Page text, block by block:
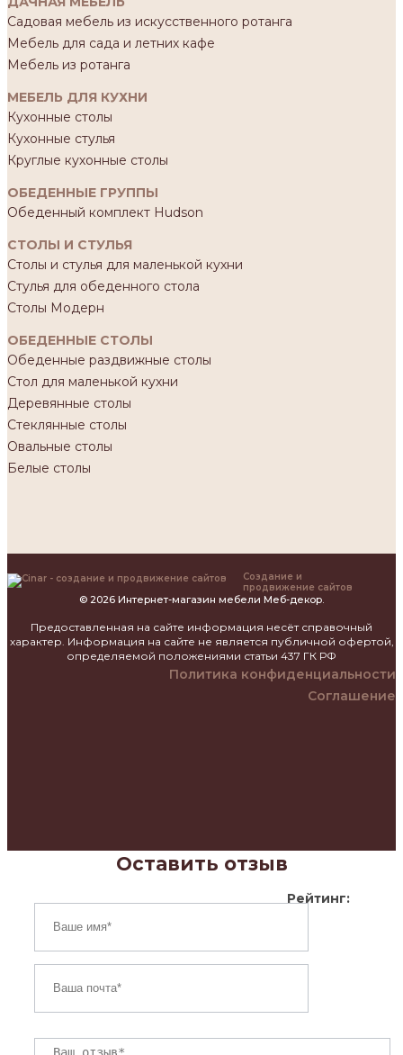
Садовая мебель из искусственного ротанга
Мебель для сада и летних кафе
Мебель из ротанга
МЕБЕЛЬ ДЛЯ КУХНИ
Кухонные столы
Кухонные стулья
Круглые кухонные столы
ОБЕДЕННЫЕ ГРУППЫ
Обеденный комплект Hudson
СТОЛЫ И СТУЛЬЯ
Столы и стулья для маленькой кухни
Стулья для обеденного стола
Столы Модерн
ОБЕДЕННЫЕ СТОЛЫ
Обеденные раздвижные столы
Стол для маленькой кухни
Деревянные столы
Стеклянные столы
Овальные столы
Белые столы
Создание и
продвижение сайтов
© 2026 Интернет-магазин мебели Меб-декор.
Предоставленная на сайте информация несёт справочный
характер. Информация на сайте не является публичной офертой,
определяемой положениями статьи 437 ГК РФ
Политика конфиденциальности
Соглашение
Оставить отзыв
Рейтинг: